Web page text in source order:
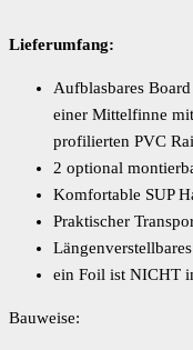
Lieferumfang:
Aufblasbares
einer Mittelfinne
profilierten PVC
2 optional
Komfortable SUP
Praktischer
ein Foil ist NICHT
Bauweise: